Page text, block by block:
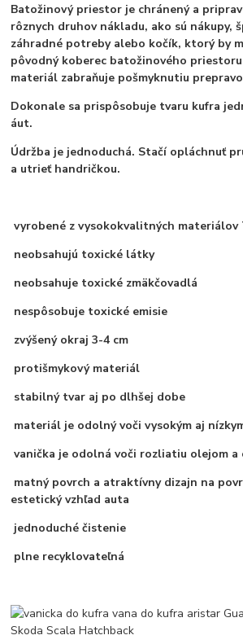
Batožinový priestor je chránený a
rôznych druhov nákladu, ako sú nákupy,
záhradné potreby alebo kočík, ktorý by
pôvodný koberec batožinového
materiál zabraňuje pošmyknutiu
Dokonale sa prispôsobuje tvaru kufra
áut.
Údržba je jednoduchá. Stačí opláchnuť
a utrieť handričkou.
vyrobené z vysokokvalitných materiálov
neobsahujú toxické látky
neobsahuje toxické zmäkčovadlá
nespôsobuje toxické emisie
zvýšený okraj 3-4 cm
protišmykový materiál
stabilný tvar aj po dlhšej dobe
materiál je odolný voči vysokým aj
vanička je odolná voči rozliatiu olejom a
matný povrch a atraktívny dizajn na
estetický vzhľad auta
jednoduché čistenie
plne recyklovateľná